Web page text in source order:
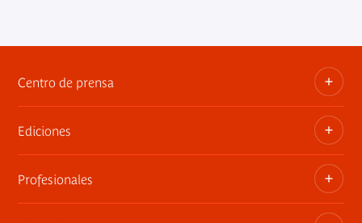
Centro de prensa
Dosieres, comunicados de prensa, anuncios de
exposiciones
Ediciones
Las publicaciones del museo
Profesionales